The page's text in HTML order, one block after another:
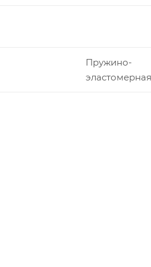
Пружино-
эластомерная